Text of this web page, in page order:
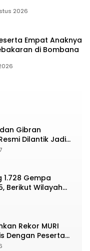
2026
Empat Anaknya
di Bombana
Gibran
Dilantik Jadi
RI
Gempa
Berikut Wilayah
Rekor MURI
Dengan Peserta